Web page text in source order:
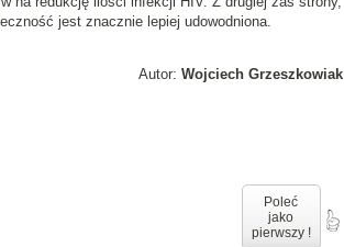
jest znacznie lepiej udowodniona.
Autor: Wojciech Grzeszkowiak
Poleć
jako
pierwszy !